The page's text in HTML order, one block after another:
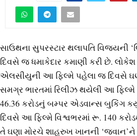
સાઉથના સુપરસ્ટાર થલાપતિ વિજયની
દિવસે જ ધમાકેદાર કમાણી કરી છે.
એલસીયુની આ ફિલ્મે પહેલા જ દિવસે ઘણા
સમગ્ર ભારતમાં રિલીઝ થયેલી આ ફિલ્મે
46.36 કરોડનું બમ્પર એડવાન્સ બુકિંગ
દિવસે આ ફિલ્મે વિશ્વભરમાં રૂ. 140
તે ઘણા મોરચે શાહરુખ ખાનની